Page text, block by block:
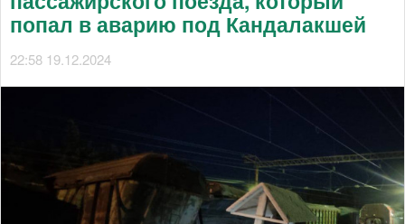
попал в аварию под Кандалакшей
22:58 19.12.2024